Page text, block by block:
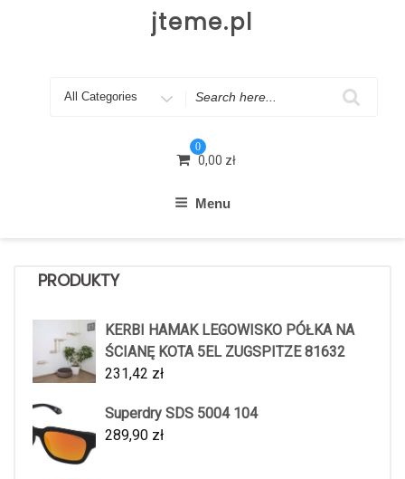
jteme.pl
Search
0
0,00 zł
Menu
PRODUKTY
KERBI HAMAK LEGOWISKO PÓŁKA NA
ŚCIANĘ KOTA 5EL ZUGSPITZE 81632
231,42 zł
Superdry SDS 5004 104
289,90 zł